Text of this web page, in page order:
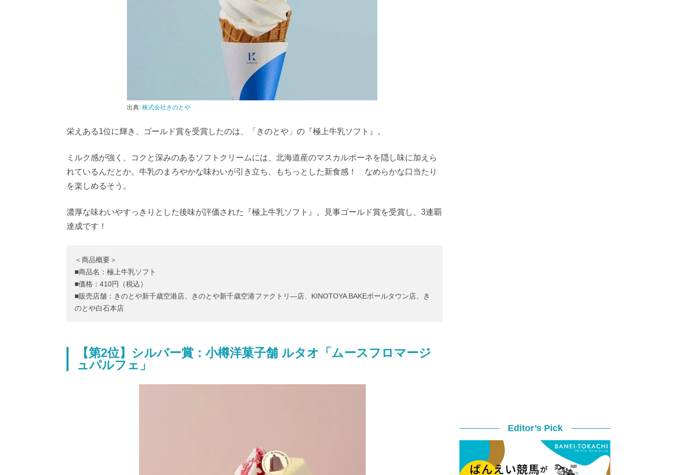
出典: 株式会社きのとや
栄えある1位に輝き、ゴールド賞を受賞したのは、「きのとや」の『極上牛乳ソフト』。
ミルク感が強く、コクと深みのあるソフトクリームには、北海道産のマスカルポーネを隠し味に加えら
れているんだとか。牛乳のまろやかな味わいが引き立ち、もちっとした新食感！ なめらかな口当たり
を楽しめるそう。
濃厚な味わいやすっきりとした後味が評価された『極上牛乳ソフト』。見事ゴールド賞を受賞し、3連覇
達成です！
＜商品概要＞
■商品名：極上牛乳ソフト
■価格：410円（税込）
■販売店舗：きのとや新千歳空港店、きのとや新千歳空港ファクトリ―店、KINOTOYA BAKEポールタウン店、き
のとや白石本店
【第2位】シルバー賞：小樽洋菓子舗 ルタオ「ムースフロマージ
ュパルフェ」
Editor’s Pick